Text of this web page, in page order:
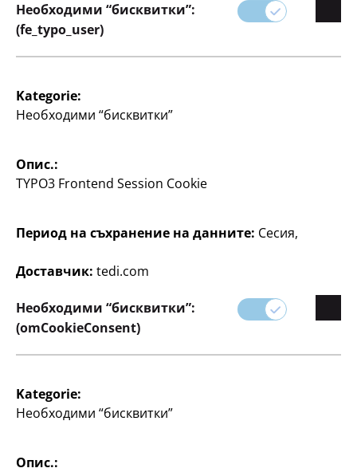
перфектното съчетание на стил и
функционалност, за да персонализирате дома си
101 артикул
LED табелка
Необходими “бисквитки”:
(fe_typo_user)
Kategorie:
Необходими “бисквитки”
Опис.:
TYPO3 Frontend Session Cookie
Период на съхранение на данните: Сесия,
Доставчик: tedi.com
Необходими “бисквитки”:
(omCookieConsent)
Kategorie:
Необходими “бисквитки”
Опис.: